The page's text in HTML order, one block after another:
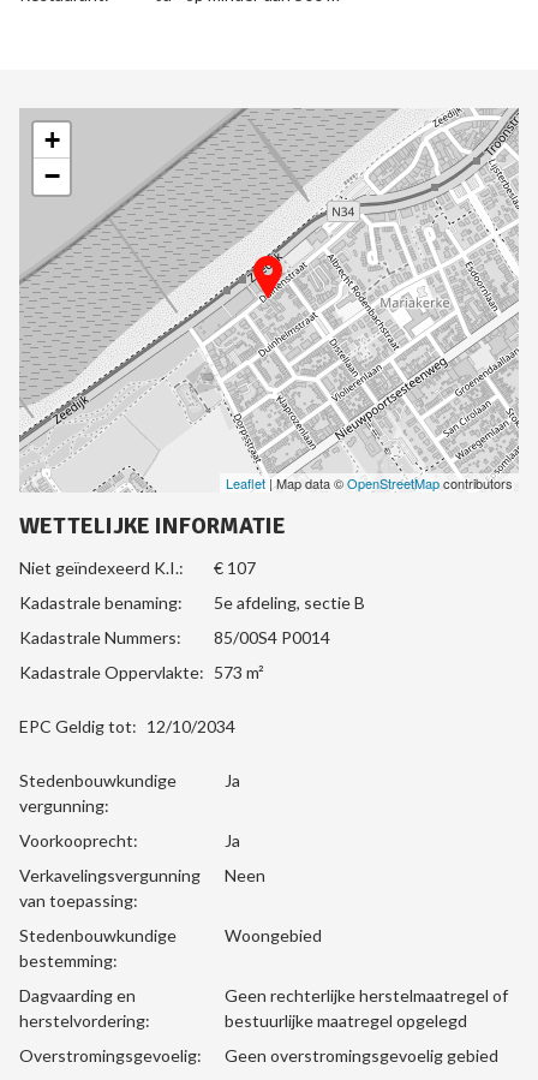
+
−
Leaflet| Map data ©OpenStreetMapcontributors
WETTELIJKE INFORMATIE
Niet geïndexeerd K.I.:
€ 107
Kadastrale benaming:
5e afdeling, sectie B
Kadastrale Nummers:
85/00S4 P0014
Kadastrale Oppervlakte: 573 m²
EPC Geldig tot: 12/10/2034
Stedenbouwkundige
vergunning:
Ja
Voorkooprecht:
Ja
Verkavelingsvergunning
van toepassing:
Neen
Stedenbouwkundige
bestemming:
Woongebied
Dagvaarding en
herstelvordering:
Geen rechterlijke herstelmaatregel of
bestuurlijke maatregel opgelegd
Overstromingsgevoelig:
Geen overstromingsgevoelig gebied